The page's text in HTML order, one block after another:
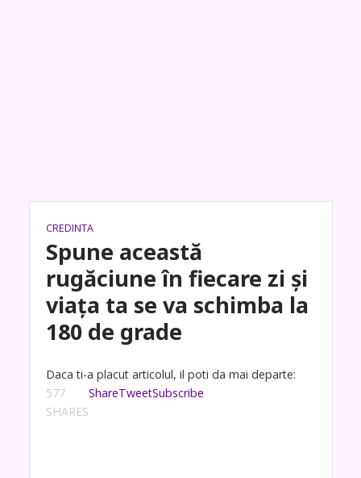
CREDINTA
Spune această
rugăciune în fiecare zi și
viața ta se va schimba la
180 de grade
Daca ti-a placut articolul, il poti da mai departe:
577
SHARES
ShareTweetSubscribe